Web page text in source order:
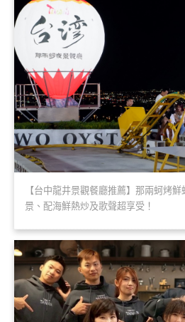
【台中龍井景觀餐廳推薦】那兩蚵烤
景、配海鮮熱炒及歌聲超享受！